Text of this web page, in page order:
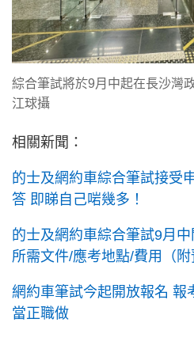
綜合筆試將於9月中起在長沙灣
江球攝
相關新聞：
的士及網約車綜合筆試接受
答 即睇自己啱幾多！
的士及網約車綜合筆試9月
所需文件/應考地點/費用（附
網約車筆試今起開放報名 報
當正職做